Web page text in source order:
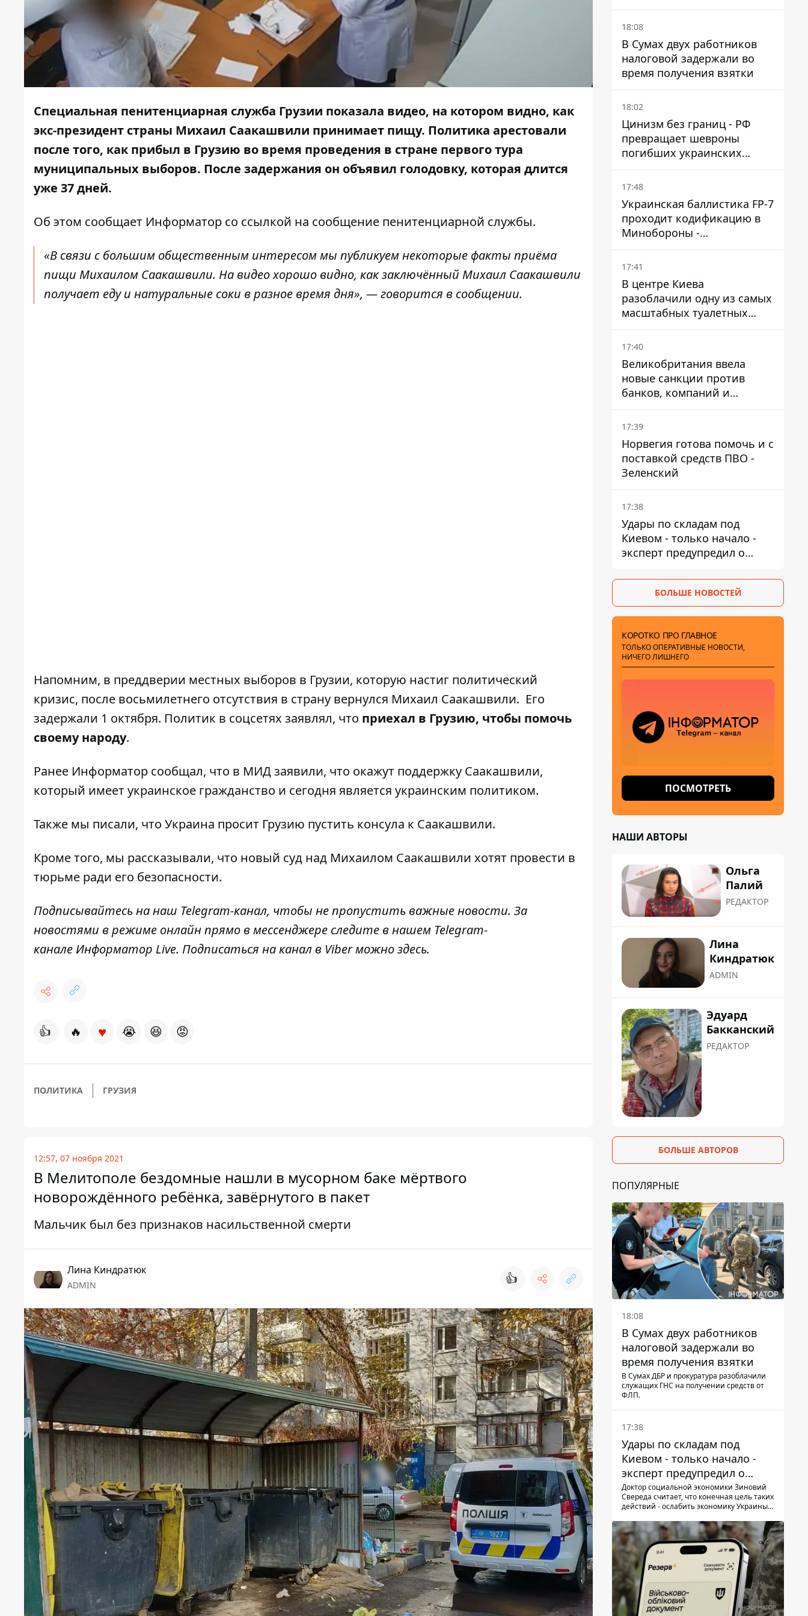
Специальная пенитенциарная служба Грузии показала видео, на котором видно, как
экс-президент страны Михаил Саакашвили принимает пищу. Политика арестовали
после того, как прибыл в Грузию во время проведения в стране первого тура
муниципальных выборов. После задержания он объявил голодовку, которая длится
уже 37 дней.
Об этом сообщает Информатор со ссылкой на сообщение пенитенциарной службы.
«В связи с большим общественным интересом мы публикуем некоторые факты приёма
пищи Михаилом Саакашвили. На видео хорошо видно, как заключённый Михаил Саакашвили
получает еду и натуральные соки в разное время дня», — говорится в сообщении.
Напомним, в преддверии местных выборов в Грузии, которую настиг политический
кризис, после восьмилетнего отсутствия в страну вернулся Михаил Саакашвили. Его
задержали 1 октября. Политик в соцсетях заявлял, что приехал в Грузию, чтобы помочь
своему народу.
Ранее Информатор сообщал, что в МИД заявили, что окажут поддержку Саакашвили,
который имеет украинское гражданство и сегодня является украинским политиком.
Также мы писали, что Украина просит Грузию пустить консула к Саакашвили.
Кроме того, мы рассказывали, что новый суд над Михаилом Саакашвили хотят провести в
тюрьме ради его безопасности.
Подписывайтесь на наш Telegram-канал, чтобы не пропустить важные новости. За
новостями в режиме онлайн прямо в мессенджере следите в нашем Telegram-
канале Информатор Live. Подписаться на канал в Viber можноздесь.
👍 🔥 ♥ 😭 😆 😡
ПОЛИТИКА ГРУЗИЯ
12:57, 07 ноября 2021
В Мелитополе бездомные нашли в мусорном баке мёртвого
новорождённого ребёнка, завёрнутого в пакет
Мальчик был без признаков насильственной смерти
Лина Киндратюк
ADMIN 👍
Сумской области
18:08
В Сумах двух работников
налоговой задержали во
время получения взятки
18:02
Цинизм без границ - РФ
превращает шевроны
погибших украинских
защитников в экспонаты
"музея СВО"
17:48
Украинская баллистика FP-7
проходит кодификацию в
Минобороны -
приближается боевое
применение - Reuters
17:41
В центре Киева
разоблачили одну из самых
масштабных туалетных
схем с фиктивным домом
17:40
Великобритания ввела
новые санкции против
банков, компаний и
танкеров РФ
17:39
Норвегия готова помочь и с
поставкой средств ПВО -
Зеленский
17:38
Удары по складам под
Киевом - только начало -
эксперт предупредил о
БОЛЬШЕ НОВОСТЕЙ
КОРОТКО ПРО ГЛАВНОЕ
ТОЛЬКО ОПЕРАТИВНЫЕ НОВОСТИ,
НИЧЕГО ЛИШНЕГО
ПОСМОТРЕТЬ
НАШИ АВТОРЫ
Ольга
Палий
РЕДАКТОР
Лина
Киндратюк
ADMIN
Эдуард
Бакканский
РЕДАКТОР
БОЛЬШЕ АВТОРОВ
ПОПУЛЯРНЫЕ
18:08
В Сумах двух работников
налоговой задержали во
время получения взятки
В Сумах ДБР и прокуратура разоблачили
служащих ГНС на получении средств от
ФЛП.
17:38
Удары по складам под
Киевом - только начало -
эксперт предупредил о
новой угрозе
Доктор социальной экономики Зиновий
Свереда считает, что конечная цель таких
действий - ослабить экономику Украины и
регионы